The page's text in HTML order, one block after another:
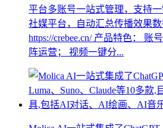
平台多账号一站式管理，支持
社媒平台，自动汇总传播效果数
https://crebee.cn/ 产品特色： 账
阵运营； 视频一键分...